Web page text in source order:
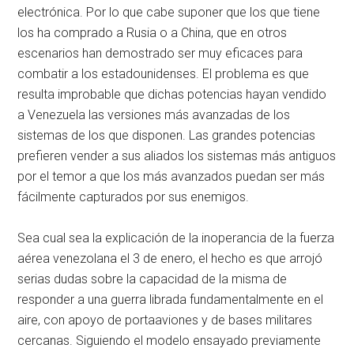
electrónica. Por lo que cabe suponer que los que tiene
los ha comprado a Rusia o a China, que en otros
escenarios han demostrado ser muy eficaces para
combatir a los estadounidenses. El problema es que
resulta improbable que dichas potencias hayan vendido
a Venezuela las versiones más avanzadas de los
sistemas de los que disponen. Las grandes potencias
prefieren vender a sus aliados los sistemas más antiguos
por el temor a que los más avanzados puedan ser más
fácilmente capturados por sus enemigos.
Sea cual sea la explicación de la inoperancia de la fuerza
aérea venezolana el 3 de enero, el hecho es que arrojó
serias dudas sobre la capacidad de la misma de
responder a una guerra librada fundamentalmente en el
aire, con apoyo de portaaviones y de bases militares
cercanas. Siguiendo el modelo ensayado previamente